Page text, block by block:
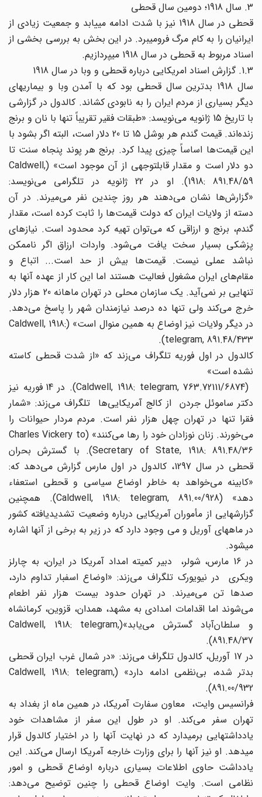
قحطی در سال 1918 نیز با شدت ادامه مییابد و جمعیت زیادی از
ایرانیان را به کام مرگ فرومیبرد. در این بخش به بررسی بخشی از
اسناد مربوط به قحطی در سال 1918 میپردازیم.
1.3. گزارش اسناد امریکایی درباره قحطی و وبا در سال 1918
سال 1918 بدترین سال قحطی بود که با آمدن وبا و بیماریهای
دیگر بسیاری از مردم ایران را به نابودی کشاند. کالدول در گزارشی
با تاریخ 15 ژانویه می‌‌نویسد: «طبقات فقیر تقریباً تنها با نان و برنج
زنده‌اند. قیمت گندم هر بوشل 15 تا 20 دلار است، البته اگر بشود با
این قیمت‌ها ‌‌اساساً چیزی پیدا کرد. برنج هر پوند پنجاه سنت تا
دو دلار است و مقدار قابلتوجهی از آن موجود است» (Caldwell,
1918: 891.48/59). او در 22 ژانویه در تلگرامی می‌‌نویسد:
«گزارش‌ها ‌‌نشان می‌‌دهند هر روز چندین نفر می‌‌میرند. در آن
دسته از ولایات ایران که دولت قیمت‌ها ‌‌را ثابت کرده است، مقدار
گندم، برنج و ارزاقی که می‌‌توان تهیه کرد محدود است. نیازهای
پزشکی بسیار سخت یافت می‌‌شود. واردات ارزاق اگر ناممکن
نباشد عملی نیست. قیمت‌ها ‌‌بیش از حد است... اتباع و
مقام‌های ‌‌ایران مشغول فعالیت هستند اما این کار از عهده آنها به
تنهایی بر نمی‌‌آید. یک سازمان محلی در تهران ماهانه 20 هزار دلار
خرج می‌‌کند ولی تنها ده درصد نیازمندان شهر را پاسخ می‌‌دهد.
در دیگر ولایات نیز اوضاع به همین منوال است» (Caldwell, 1918:
telegram, 891.48/433).
کالدول در اول فوریه تلگراف می‌‌زند که «از شدت قحطی کاسته
نشده است»
(Caldwell, 1918: telegram, 763.72111/6874). در 14 فوریه نیز
دکتر ساموئل جردن از کالج آمریکایی‌ها ‌‌تلگراف می‌‌زند: «شمار
فقرا تنها در تهران چهل هزار نفر است. مردم مردار حیوانات را
می‌‌خورند. زنان نوزادان خود را رها می‌‌کنند» (Charles Vickery to
Secretary of State, 1918: 891.48/36). با گسترش بحران
قحطی در سال 1297، کالدول در اول مارس گزارش می‌‌دهد که:
«کابینه می‌‌خواهد به خاطر اوضاع سیاسی و قحطی استعفاء
دهد» (Caldwell, 1918: telegram, 891.00/928). همچنین
گزارشهایی از مأموران آمریکایی درباره وضعیت تشدیدیافته کشور
در ماههای آوریل و می وجود دارد که در زیر به برخی از آنها اشاره
میشود.
در 16 مارس، شولر، دبیر کمیته امداد آمریکا در ایران، به چارلز
ویکری در نیویورک تلگراف می‌‌زند: «اوضاع اسفبار تداوم دارد،
صدها تن می‌‌میرند. در تهران حدود بیست هزار نفر اطعام
می‌‌شوند اما اقدامات امدادی به مشهد، همدان، قزوین، کرمانشاه
و سلطان‌آباد گسترش می‌‌یابد»(Caldwell, 1918: telegram,
891.48/37).
در 17 آوریل، کالدول تلگراف می‌‌زند: «در شمال غرب ایران قحطی
بدتر شده، بی‌نظمی ادامه دارد» (Caldwell, 1918: telegram,
891.00/932).
فرانسیس وایت، معاون سفارت آمریکا، در همین ماه از بغداد به
تهران سفر می‌‌کند. او در طول این سفر از مشاهدات خود
یادداشتهایی برمیدارد که در نهایت آنها را در اختیار کالدول قرار
میدهد. او نیز آنها را برای وزارت خارجه آمریکا ارسال می‌‌کند. این
یادداشت حاوی اطلاعات بسیاری درباره اوضاع قحطی و امور
نظامی است. وایت اوضاع قحطی را چنین توضیح می‌‌دهد: